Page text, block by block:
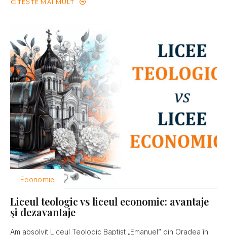
CITEȘTE MAI MULT
Economie
Liceul teologic vs liceul economic: avantaje
şi dezavantaje
Am absolvit Liceul Teologic Baptist „Emanuel” din Oradea în